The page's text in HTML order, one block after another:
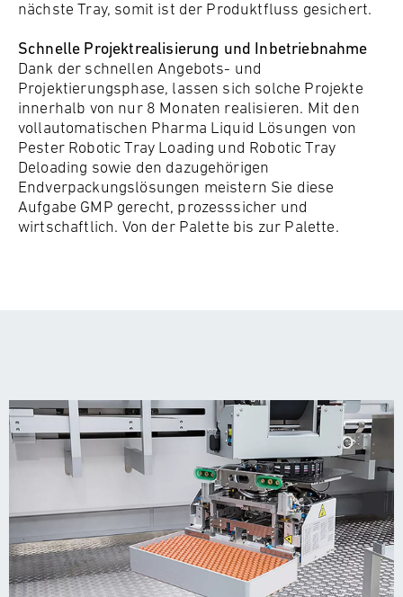
nächste Tray, somit ist der Produktfluss gesichert.
Schnelle Projektrealisierung und Inbetriebnahme
Dank der schnellen Angebots- und
Projektierungsphase, lassen sich solche Projekte
innerhalb von nur 8 Monaten realisieren. Mit den
vollautomatischen Pharma Liquid Lösungen von
Pester Robotic Tray Loading und Robotic Tray
Deloading sowie den dazugehörigen
Endverpackungslösungen meistern Sie diese
Aufgabe GMP gerecht, prozesssicher und
wirtschaftlich. Von der Palette bis zur Palette.